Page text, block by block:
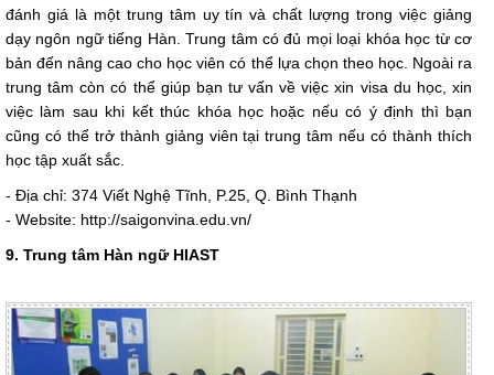
đánh giá là một trung tâm uy tín và chất lượng trong việc giảng
dạy ngôn ngữ tiếng Hàn. Trung tâm có đủ mọi loại khóa học từ cơ
bản đến nâng cao cho học viên có thể lựa chọn theo học. Ngoài ra
trung tâm còn có thể giúp bạn tư vấn về việc xin visa du học, xin
việc làm sau khi kết thúc khóa học hoặc nếu có ý định thì bạn
cũng có thể trở thành giảng viên tại trung tâm nếu có thành thích
học tập xuất sắc.
- Địa chỉ: 374 Viết Nghệ Tĩnh, P.25, Q. Bình Thạnh
- Website: http://saigonvina.edu.vn/
9. Trung tâm Hàn ngữ HIAST